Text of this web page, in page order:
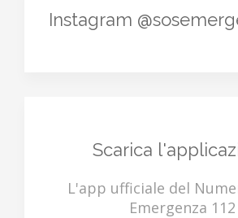
Instagram
Scarica
L'app ufficiale del
Emergenza 112